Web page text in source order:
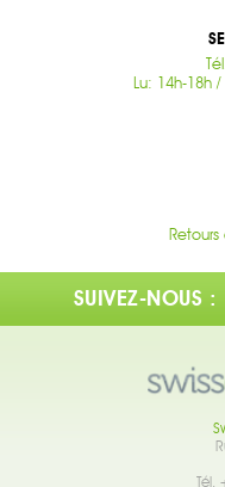
Lu: 14h-18h
SUIVEZ-NOUS :
Tél.